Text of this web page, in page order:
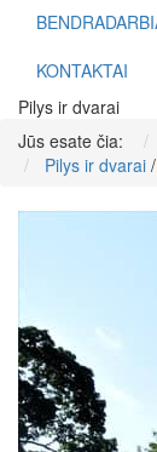
KONTAKTAI
Pilys ir dvarai
Jūs esate čia:
Pilys ir dvarai /